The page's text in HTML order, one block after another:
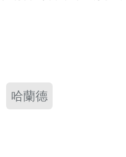
哈蘭德